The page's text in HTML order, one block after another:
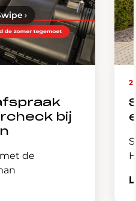
bij
de
›